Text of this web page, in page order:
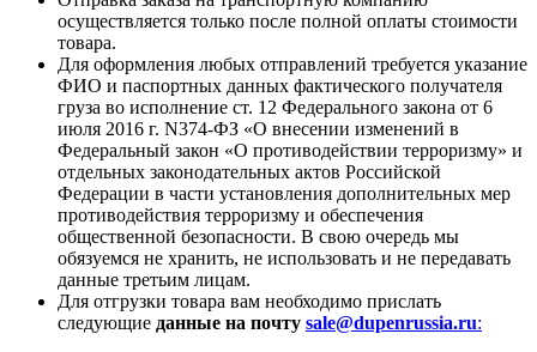
осуществляется только после полной оплаты стоимости
товара.
Для оформления любых отправлений требуется указание
ФИО и паспортных данных фактического получателя
груза во исполнение ст. 12 Федерального закона от 6
июля 2016 г. N374-ФЗ «О внесении изменений в
Федеральный закон «О противодействии терроризму» и
отдельных законодательных актов Российской
Федерации в части установления дополнительных мер
противодействия терроризму и обеспечения
общественной безопасности. В свою очередь мы
обязуемся не хранить, не использовать и не передавать
данные третьим лицам.
Для отгрузки товара вам необходимо прислать
следующие данные на почту sale@dupenrussia.ru: